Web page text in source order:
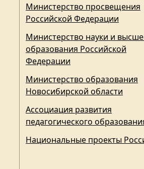
Министерство просвещения
Российской Федерации
Министерство науки и
образования Российской
Федерации
Министерство образования
Новосибирской области
Ассоциация развития
педагогического
Национальные проекты